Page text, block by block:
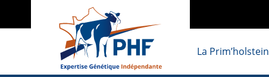
La Prim’holstein